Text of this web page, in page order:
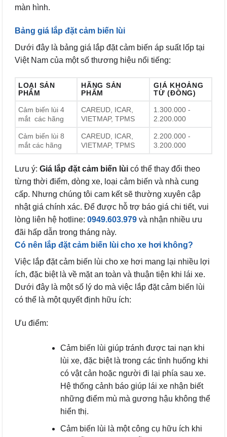
màn hình.
Bảng giá lắp đặt cảm biến lùi
Dưới đây là bảng giá lắp đặt cảm biến áp suất lốp tại
Việt Nam của một số thương hiệu nổi tiếng:
LOẠI SẢN
PHẨM
HÃNG SẢN
PHẨM
GIÁ KHOẢNG
TỪ (ĐỒNG)
Cảm biến lùi 4
mắt các hãng
CAREUD, ICAR,
VIETMAP, TPMS
1.300.000 -
2.200.000
Cảm biến lùi 8
mắt các hãng
CAREUD, ICAR,
VIETMAP, TPMS
2.200.000 -
3.200.000
Lưu ý: Giá lắp đặt cảm biến lùi có thể thay đổi theo
từng thời điểm, dòng xe, loại cảm biến và nhà cung
cấp. Nhưng chúng tôi cam kết sẽ thường xuyên cập
nhật giá chính xác. Để được hỗ trợ báo giá chi tiết, vui
lòng liên hệ hotline: 0949.603.979 và nhận nhiều ưu
đãi hấp dẫn trong tháng này.
Có nên lắp đặt cảm biến lùi cho xe hơi không?
Việc lắp đặt cảm biến lùi cho xe hơi mang lại nhiều lợi
ích, đặc biệt là về mặt an toàn và thuận tiện khi lái xe.
Dưới đây là một số lý do mà việc lắp đặt cảm biến lùi
có thể là một quyết định hữu ích:
Ưu điểm:
Cảm biến lùi giúp tránh được tai nạn khi
lùi xe, đặc biệt là trong các tình huống khi
có vật cản hoặc người đi lại phía sau xe.
Hệ thống cảnh báo giúp lái xe nhận biết
những điểm mù mà gương hậu không thể
hiển thị.
Cảm biến lùi là một công cụ hữu ích khi